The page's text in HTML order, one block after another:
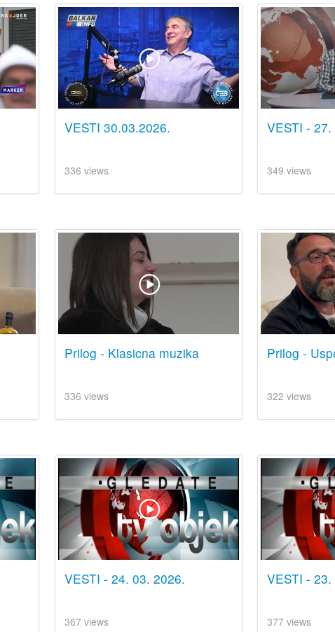
VESTI 30.03.2026.
336 views
VESTI -
349 views
Prilog - Klasicna muzika
336 views
Prilog -
322 views
VESTI - 24. 03. 2026.
367 views
VESTI -
377 views